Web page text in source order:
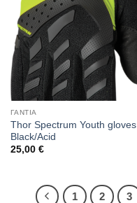
ΓΑΝΤΙΑ
Thor Spectrum Youth gloves
Black/Acid
25,00 €
1 2 3